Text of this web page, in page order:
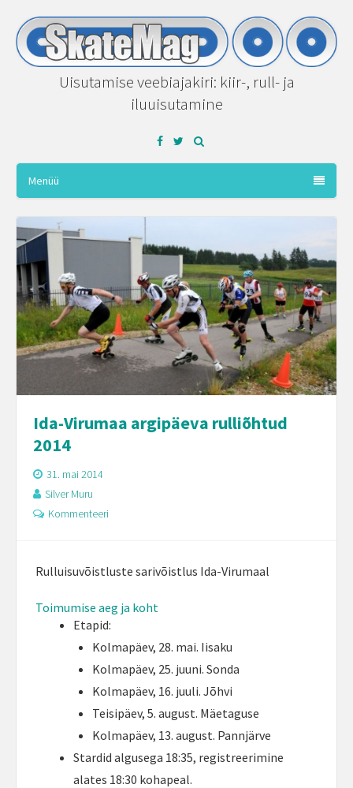
Uisutamise veebiajakiri: kiir-, rull- ja
iluuisutamine
Facebook
Twitter
Menüü
Ida-Virumaa argipäeva rulliõhtud
2014
31. mai 2014
Silver Muru
Kommenteeri
Rulluisuvõistluste sarivõistlus Ida-Virumaal
Toimumise aeg ja koht
Etapid:
Kolmapäev, 28. mai. Iisaku
Kolmapäev, 25. juuni. Sonda
Kolmapäev, 16. juuli. Jõhvi
Teisipäev, 5. august. Mäetaguse
Kolmapäev, 13. august. Pannjärve
Stardid algusega 18:35, registreerimine
alates 18:30 kohapeal.